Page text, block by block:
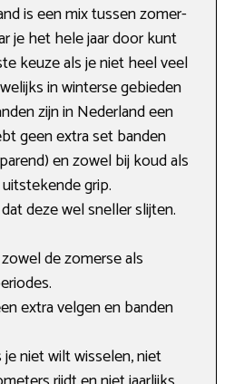
is een mix tussen zomer-
je het hele jaar door kunt
keuze als je niet heel veel
in winterse gebieden
zijn in Nederland een
geen extra set banden
en zowel bij koud als
grip.
deze wel sneller slijten.
de zomerse als
extra velgen en banden
je niet wilt wisselen, niet